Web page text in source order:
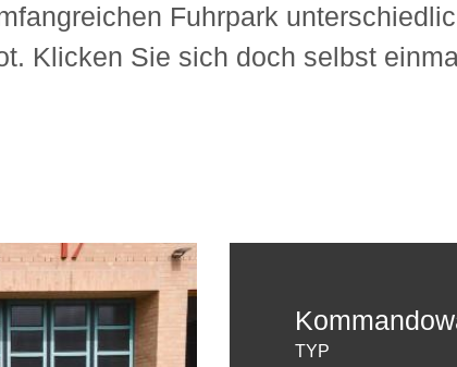
Fuhrpark
Klicken Sie sich doch selbst
TYP